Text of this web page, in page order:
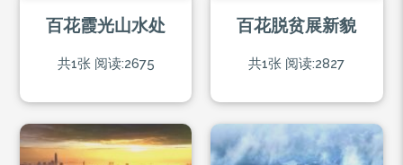
百花霞光山水处
共1张 阅读:2675
百花脱贫展新貌
共1张 阅读:2827